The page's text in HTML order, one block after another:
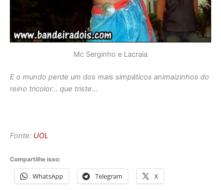
Mc Serginho e Lacraia
E o mundo perde um dos mais simpáticos animaizinhos do
reino tricolor… que triste…
Fonte: UOL
Compartilhe isso:
WhatsApp Telegram X